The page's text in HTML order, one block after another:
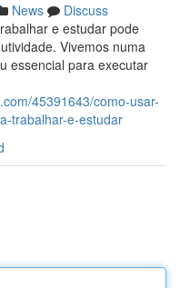
News
Discuss
e estudar pode
Vivemos numa
essencial para executar
45391643/como-usar-
trabalhar-e-estudar